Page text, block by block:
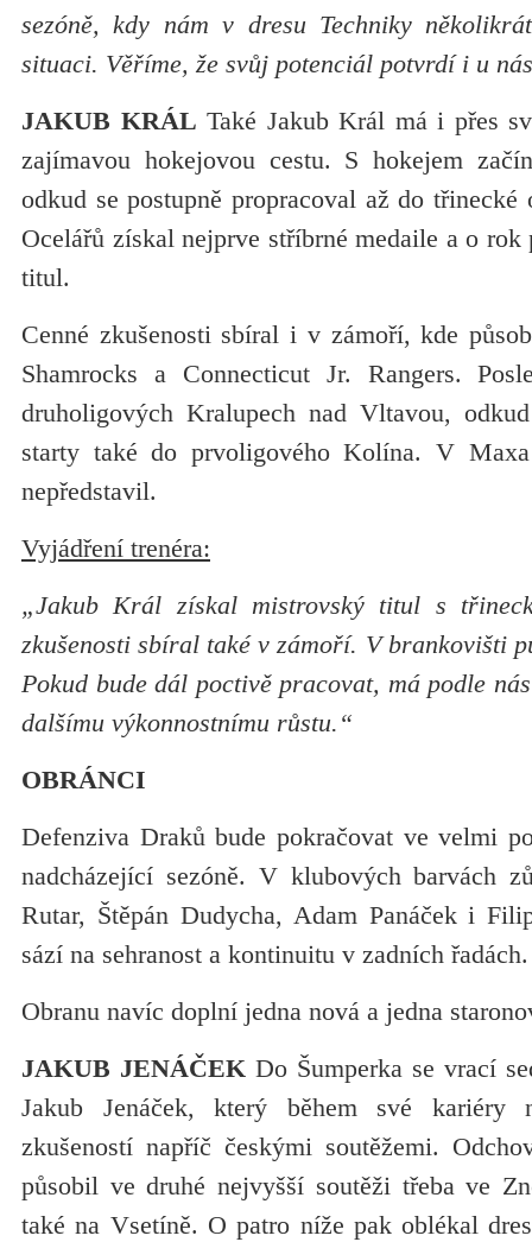
sezóně, kdy nám v dresu Techniky
situaci. Věříme, že svůj potenciál potvrdí i u
JAKUB KRÁL Také Jakub Král má i přes
zajímavou hokejovou cestu. S hokejem
odkud se postupně propracoval až do třinecké
Ocelářů získal nejprve stříbrné medaile a o
titul.
Cenné zkušenosti sbíral i v zámoří, kde
Shamrocks a Connecticut Jr. Rangers.
druholigových Kralupech nad Vltavou,
starty také do prvoligového Kolína. V
nepředstavil.
Vyjádření trenéra:
„Jakub Král získal mistrovský titul s
zkušenosti sbíral také v zámoří. V brankovišti
Pokud bude dál poctivě pracovat, má podle
dalšímu výkonnostnímu růstu.“
OBRÁNCI
Defenziva Draků bude pokračovat ve velmi
nadcházející sezóně. V klubových barvách
Rutar, Štěpán Dudycha, Adam Panáček i
sází na sehranost a kontinuitu v zadních řadách.
Obranu navíc doplní jedna nová a jedna
JAKUB JENÁČEK Do Šumperka se vrací
Jakub Jenáček, který během své kariéry
zkušeností napříč českými soutěžemi.
působil ve druhé nejvyšší soutěži třeba ve
také na Vsetíně. O patro níže pak oblékal